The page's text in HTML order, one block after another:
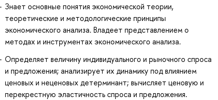
Знает основные понятия экономической теории,
теоретические и методологические принципы
экономического анализа. Владеет представлением о
методах и инструментах экономического анализа.
Определяет величину индивидуального и рыночного спроса
и предложения; анализирует их динамику под влиянием
ценовых и неценовых детерминант; вычисляет ценовую и
перекрестную эластичность спроса и предложения.